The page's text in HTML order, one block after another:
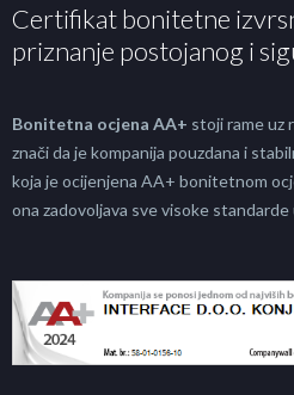
Certifikat bonitetne
priznanje postojanog i
Bonitetna ocjena AA+ stoji rame uz
znači da je kompanija pouzdana i
koja je ocijenjena AA+ bonitetnom
ona zadovoljava sve visoke